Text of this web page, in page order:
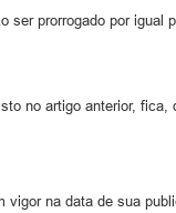
ser prorrogado por igual
no artigo anterior,
vigor na data de sua